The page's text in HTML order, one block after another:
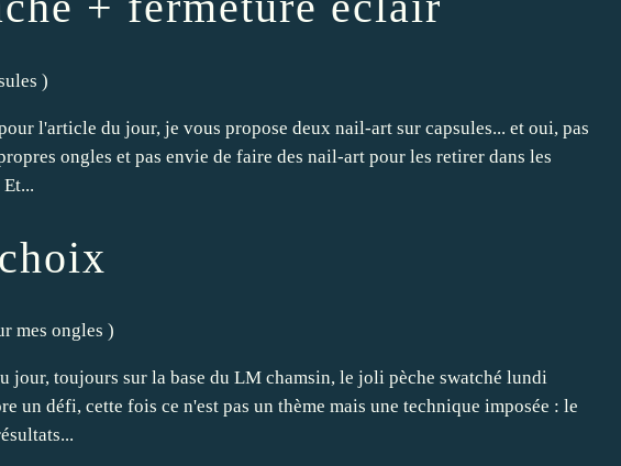
)
l'article du jour, je vous propose deux nail-art sur capsules... et oui, pas
ongles et pas envie de faire des nail-art pour les retirer dans les
mes ongles )
jour, toujours sur la base du LM chamsin, le joli pèche swatché lundi
un défi, cette fois ce n'est pas un thème mais une technique imposée : le